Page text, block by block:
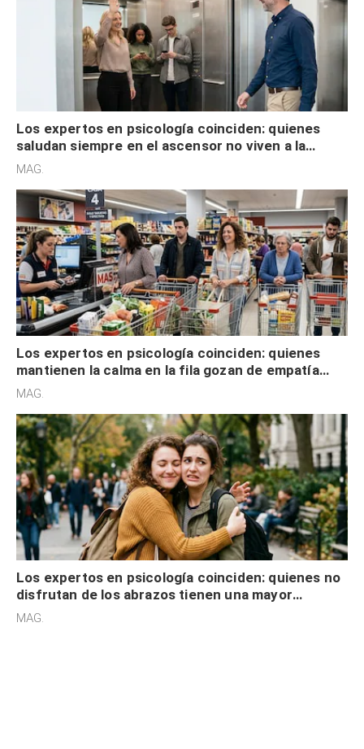
Los expertos en psicología coinciden: quienes
saludan siempre en el ascensor no viven a la
defensiva y tienen apertura social
MAG.
Los expertos en psicología coinciden: quienes
mantienen la calma en la fila gozan de empatía
cognitiva, gratitud y no solo tienen autocontrol
MAG.
Los expertos en psicología coinciden: quienes no
disfrutan de los abrazos tienen una mayor
sensibilidad a los estímulos físicos y no es por
MAG.